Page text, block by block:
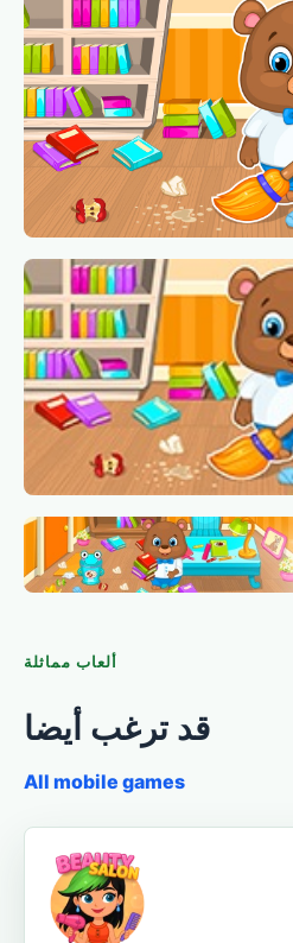
ألعاب مماثلة
قد ترغب أيضا
All mobile games